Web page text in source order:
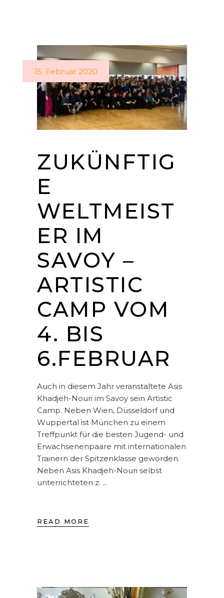
15. Februar 2020
ZUKÜNFTIG
E
WELTMEIST
ER IM
SAVOY –
ARTISTIC
CAMP VOM
4. BIS
6.FEBRUAR
Auch in diesem Jahr veranstaltete Asis
Khadjeh-Nouri im Savoy sein Artistic
Camp. Neben Wien, Düsseldorf und
Wuppertal ist München zu einem
Treffpunkt für die besten Jugend- und
Erwachsenenpaare mit internationalen
Trainern der Spitzenklasse geworden.
Neben Asis Khadjeh-Nouri selbst
unterrichteten z.
READ MORE